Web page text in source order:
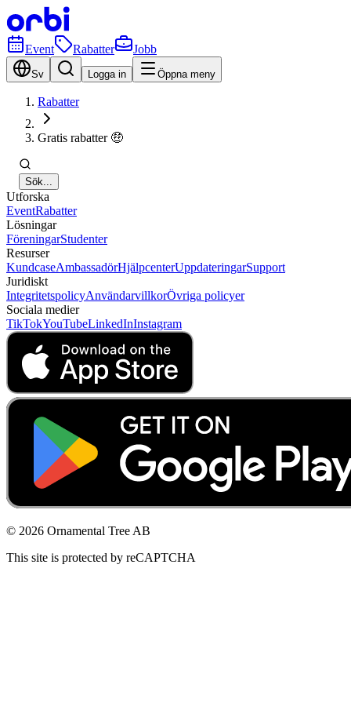
Event Rabatter Jobb
Sv Logga in Öppna meny
Rabatter
Gratis rabatter 🤑
Sök...
Utforska
EventRabatter
Lösningar
FöreningarStudenter
Resurser
KundcaseAmbassadörHjälpcenterUppdateringarSupport
Juridiskt
IntegritetspolicyAnvändarvillkorÖvriga policyer
Sociala medier
TikTokYouTubeLinkedInInstagram
© 2026 Ornamental Tree AB
This site is protected by reCAPTCHA